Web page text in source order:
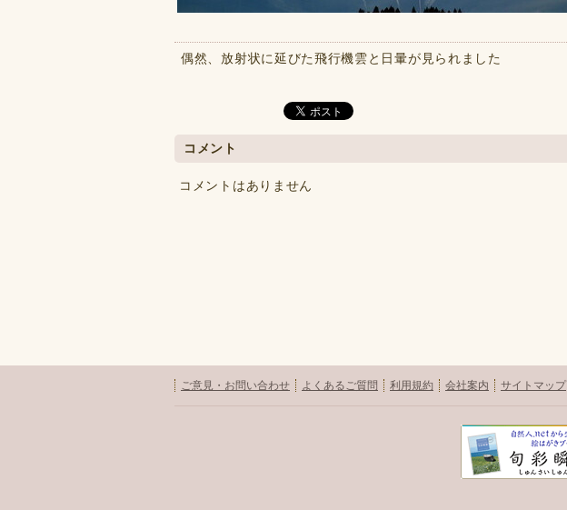
偶然、放射状に延びた飛行機雲と日暈が見られました
コメント
コメントはありません
ご意見・お問い合わせ よくあるご質問 利用規約 会社案内 サイトマップ